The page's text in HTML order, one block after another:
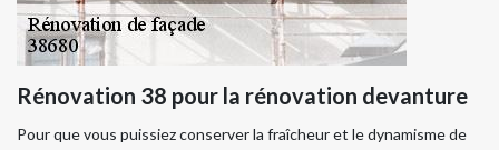
Rénovation 38 pour la rénovation devanture
Pour que vous puissiez conserver la fraîcheur et le dynamisme de